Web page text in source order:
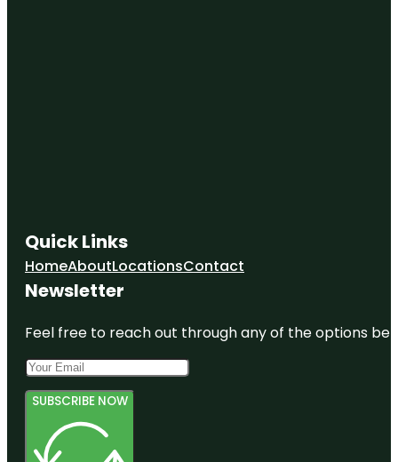
Quick Links
HomeAboutLocationsContact
Newsletter
Feel free to reach out through any of the options
SUBSCRIBE NOW